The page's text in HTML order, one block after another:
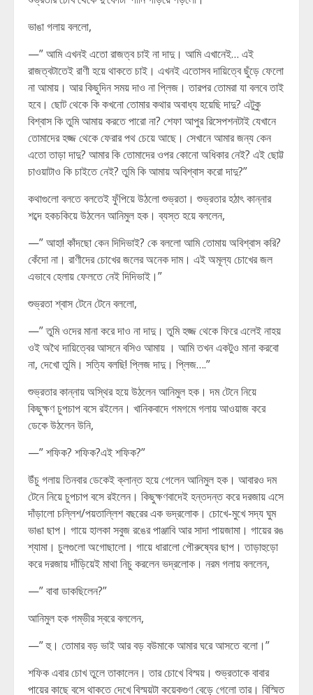
ভাঙা গলায় বললো,
—” আমি এখনই এতো রাজত্ব চাই না দাদু। আমি এখানেই… এই
রাজত্বটাতেই রাণী হয়ে থাকতে চাই। এখনই এতোসব দায়িত্বে ছুঁড়ে ফেলো
না আমায়। আর কিছুদিন সময় দাও না প্লিজ। তারপর তোমরা যা বলবে তাই
হবে। ছোট থেকে কি কখনো তোমার কথার অবাধ্য হয়েছি দাদু? এটুকু
বিশ্বাস কি তুমি আমায় করতে পারো না? শেফা আপুর রিসেপশনটাই যেখানে
তোমাদের হজ্জ থেকে ফেরার পথ চেয়ে আছে। সেখানে আমার জন্য কেন
এতো তাড়া দাদু? আমার কি তোমাদের ওপর কোনো অধিকার নেই? এই ছোট্ট
চাওয়াটাও কি চাইতে নেই? তুমি কি আমায় অবিশ্বাস করো দাদু?”
কথাগুলো বলতে বলতেই ফুঁপিয়ে উঠলো শুভ্রতা। শুভ্রতার হঠাৎ কান্নার
শব্দে হকচকিয়ে উঠলেন আনিমুল হক। ব্যস্ত হয়ে বললেন,
—” আহা! কাঁদছো কেন দিদিভাই? কে বললো আমি তোমায় অবিশ্বাস করি?
কেঁদো না। রাণীদের চোখের জলের অনেক দাম। এই অমূল্য চোখের জল
এভাবে হেলায় ফেলতে নেই দিদিভাই।”
শুভ্রতা শ্বাস টেনে টেনে বললো,
—” তুমি ওদের মানা করে দাও না দাদু। তুমি হজ্জ থেকে ফিরে এলেই নাহয়
ওই অথৈ দায়িত্বের আসনে বসিও আমায় । আমি তখন একটুও মানা করবো
না, দেখো তুমি। সত্যি বলছি! প্লিজ দাদু। প্লিজ….”
শুভ্রতার কান্নায় অস্থির হয়ে উঠলেন আনিমুল হক। দম টেনে নিয়ে
কিছুক্ষণ চুপচাপ বসে রইলেন। খানিকবাদে গমগমে গলায় আওয়াজ করে
ডেকে উঠলেন উনি,
—” শফিক? শফিক?এই শফিক?”
উঁচু গলায় তিনবার ডেকেই ক্লান্ত হয়ে গেলেন আনিমুল হক। আবারও দম
টেনে নিয়ে চুপচাপ বসে রইলেন। কিছুক্ষণবাদেই হন্তদন্ত করে দরজায় এসে
দাঁড়ালো চল্লিশ/পয়তাল্লিশ বছরের এক ভদ্রলোক। চোখে-মুখে সদ্য ঘুম
ভাঙা ছাপ। গায়ে হালকা সবুজ রঙের পাঞ্জাবি আর সাদা পায়জামা। গায়ের রঙ
শ্যামা। চুলগুলো অগোছালো। গায়ে ধারালো পৌরুষ্যের ছাপ। তাড়াহুড়ো
করে দরজায় দাঁড়িয়েই মাথা নিচু করলেন ভদ্রলোক। নরম গলায় বললেন,
—” বাবা ডাকছিলেন?”
আনিমুল হক গম্ভীর স্বরে বললেন,
—” হু। তোমার বড় ভাই আর বড় বউমাকে আমার ঘরে আসতে বলো।”
শফিক এবার চোখ তুলে তাকালেন। তার চোখে বিস্ময়। শুভ্রতাকে বাবার
পায়ের কাছে বসে থাকতে দেখে বিস্ময়টা কয়েকগুণ বেড়ে গেলো তার। বিস্মিত